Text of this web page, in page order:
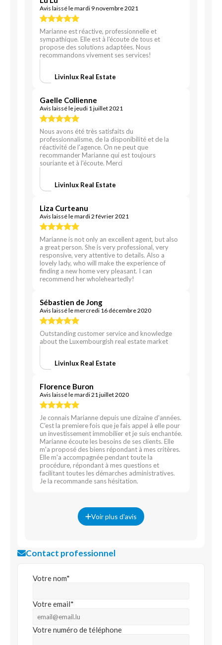
Avis laissé le mardi 9 novembre 2021
Marianne est réactive, professionnelle et
sympathique. Elle est à l'écoute de tous et
propose des solutions adaptées. Nous
recommandons vivement ses services!
Livinlux Real Estate
Gaelle Collienne
Avis laissé le jeudi 1 juillet 2021
Nous avons été très satisfaits du
professionnalisme, de la disponibilité et de la
réactivité de l'agence. On ne peut que
recommander Marianne qui est toujours
souriante et à l'écoute. Merci
Livinlux Real Estate
Liza Curteanu
Avis laissé le mardi 2 février 2021
Marianne is not only an excellent agent, but also
a great person. She is very professional, very
responsive, very attentive to details. Also a
lovely lady, who will make the experience of
finding a new home very pleasant. I can
recommend her wholeheartedly!
Sébastien de Jong
Avis laissé le mercredi 16 décembre 2020
Outstanding customer service and knowledge
about the Luxembourgish real estate market
Livinlux Real Estate
Florence Buron
Avis laissé le mardi 21 juillet 2020
Je connais Marianne depuis une dizaine d'années.
C'est la premiere fois que je fais appel à elle pour
un investissement immobilier et je suis enchantée.
Marianne écoute les besoins de ses clients. Elle
m'a proposé des biens répondant à mes critères.
Elle m'a accompagnée pendant toute la
procédure, répondant à mes questions et
facilitant toutes les démarches administratives.
Je la recommande sans hésitation.
Voir plus d'avis
Contact professionnel
Votre nom*
Votre email*
Votre numéro de téléphone